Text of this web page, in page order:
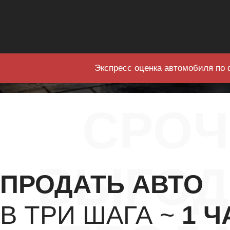
Экспресс оценка автомобиля
ПРОДАТЬ АВТО
В ТРИ ШАГА ~ 1